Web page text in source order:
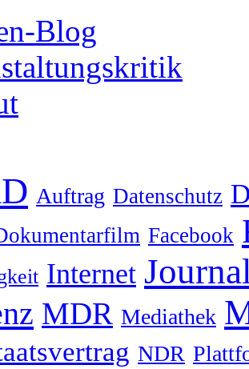
Blog
Auftrag Datenschutz
Facebook
Internet
MDR Mediathek
NDR